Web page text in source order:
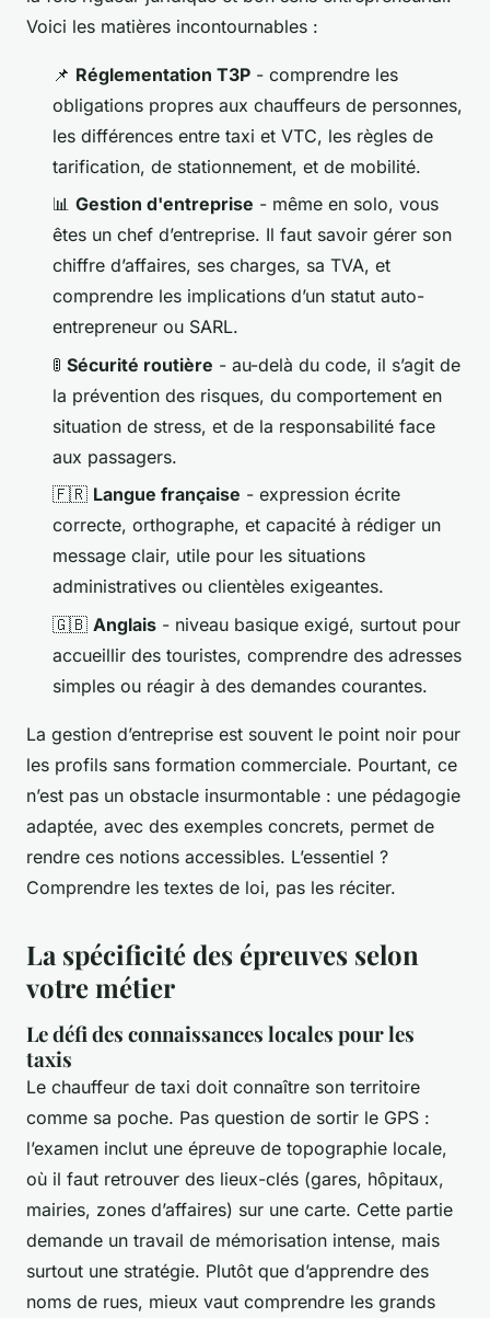
Voici les matières incontournables :
📌 Réglementation T3P - comprendre les
obligations propres aux chauffeurs de personnes,
les différences entre taxi et VTC, les règles de
tarification, de stationnement, et de mobilité.
📊 Gestion d'entreprise - même en solo, vous
êtes un chef d’entreprise. Il faut savoir gérer son
chiffre d’affaires, ses charges, sa TVA, et
comprendre les implications d’un statut auto-
entrepreneur ou SARL.
🚦 Sécurité routière - au-delà du code, il s’agit de
la prévention des risques, du comportement en
situation de stress, et de la responsabilité face
aux passagers.
🇫🇷 Langue française - expression écrite
correcte, orthographe, et capacité à rédiger un
message clair, utile pour les situations
administratives ou clientèles exigeantes.
🇬🇧 Anglais - niveau basique exigé, surtout pour
accueillir des touristes, comprendre des adresses
simples ou réagir à des demandes courantes.
La gestion d’entreprise est souvent le point noir pour
les profils sans formation commerciale. Pourtant, ce
n’est pas un obstacle insurmontable : une pédagogie
adaptée, avec des exemples concrets, permet de
rendre ces notions accessibles. L’essentiel ?
Comprendre les textes de loi, pas les réciter.
La spécificité des épreuves selon
votre métier
Le défi des connaissances locales pour les
taxis
Le chauffeur de taxi doit connaître son territoire
comme sa poche. Pas question de sortir le GPS :
l’examen inclut une épreuve de topographie locale,
où il faut retrouver des lieux-clés (gares, hôpitaux,
mairies, zones d’affaires) sur une carte. Cette partie
demande un travail de mémorisation intense, mais
surtout une stratégie. Plutôt que d’apprendre des
noms de rues, mieux vaut comprendre les grands